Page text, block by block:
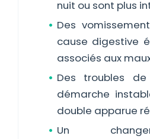
nuit ou sont plus
Des
cause digestive
associés aux
Des troubles de
démarche
double apparue
Un